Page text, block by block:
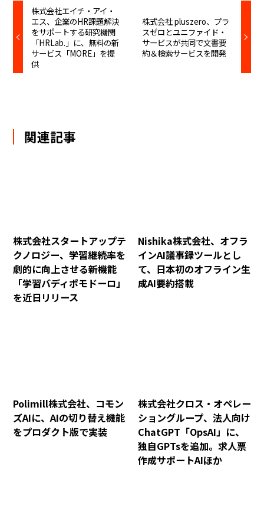
株式会社エイチ・アイ・
エス、企業のHR課題解決
をサポートする研究機関
「HRLab.」に、無料の新
サービス「MORE」を提
供
株式会社 pluszero、プラ
スゼロとユニファイド・
サービスが共同で文書要
約＆検索サービスを開発
関連記事
株式会社スタートアップテ
クノロジー、学習継続率を
劇的に向上させる新機能
「学習バディポモドーロ」
を近日リリース
Nishika株式会社、オフラ
インAI議事録ツールとし
て、日本初のオフライン生
成AI要約搭載
Polimill株式会社、コモン
ズAIに、AIの切り替え機能
をプロダクト版で実装
株式会社クロス・オペレー
ショングループ、法人向け
ChatGPT「OpsAI」に、
独自GPTsを追加。求人票
作成サポートAIほか